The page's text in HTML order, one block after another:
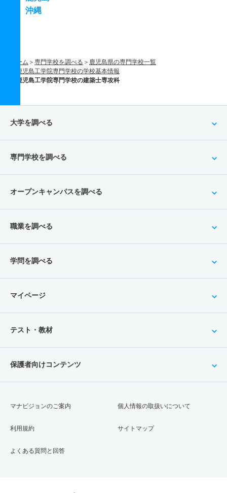
沖縄
ホーム 専門学校を調べる
鹿児島県の専門学校一覧
鹿児島工学院専門学校の学校基本情報
鹿児島工学院専門学校の建築士専攻科
大学を調べる
専門学校を調べる
オープンキャンパスを調べる
職業を調べる
学問を調べる
マイページ
テスト・教材
保護者向けコンテンツ
マナビジョンのご案内
利用規約
よくある質問と回答
個人情報の取扱いについて
サイトマップ